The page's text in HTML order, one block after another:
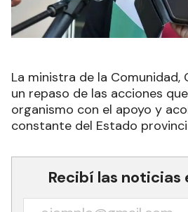
La ministra de la Comunidad,
un repaso de las acciones
organismo con el apoyo y
constante del Estado
Recibí las noticias